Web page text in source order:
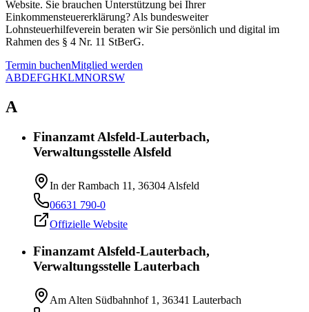
Website. Sie brauchen Unterstützung bei Ihrer
Einkommensteuererklärung? Als bundesweiter
Lohnsteuerhilfeverein beraten wir Sie persönlich und digital im
Rahmen des § 4 Nr. 11 StBerG.
Termin buchenMitglied werden
ABDEFGHKLMNORSW
A
Finanzamt Alsfeld-Lauterbach,
Verwaltungsstelle Alsfeld
In der Rambach 11, 36304 Alsfeld
06631 790-0
Offizielle Website
Finanzamt Alsfeld-Lauterbach,
Verwaltungsstelle Lauterbach
Am Alten Südbahnhof 1, 36341 Lauterbach